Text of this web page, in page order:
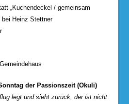
„Kuchendeckel / gemeinsam
bei Heinz Stettner
der Passionszeit (Okuli)
legt und sieht zurück, der ist nicht